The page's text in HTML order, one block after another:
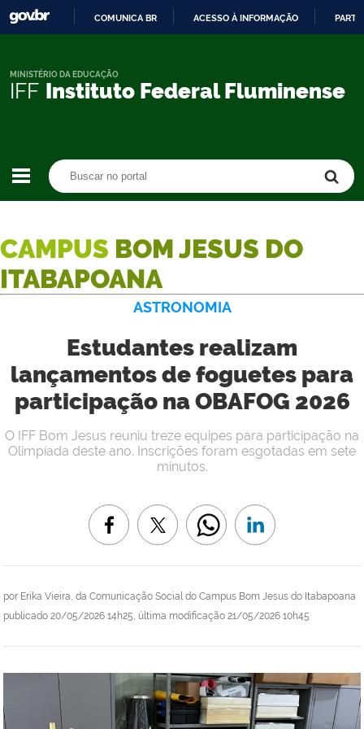
CONTEÚDO
COMUNICA BR ACESSO À INFORMAÇÃO
IFF Instituto Federal Fluminense
MINISTÉRIO DA EDUCAÇÃO
CAMPUS BOM JESUS DO
ITABAPOANA
ASTRONOMIA
Estudantes realizam
lançamentos de foguetes para
participação na OBAFOG 2026
por Erika Vieira, da Comunicação Social do Campus Bom Jesus do Itabapoana
publicado 20/05/2026 14h25, última modificação 21/05/2026 10h45
O IFF Bom Jesus reuniu treze equipes para participação na
Olimpíada deste ano. Inscrições foram esgotadas em sete
minutos.